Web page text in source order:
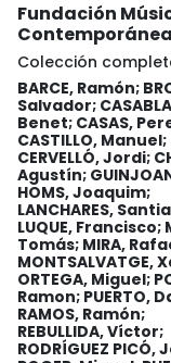
Fundación
Contemporánea
Colección
BARCE, Ramón;
Salvador;
Benet; CASAS,
CASTILLO, Manuel;
CERVELLÓ, Jordi;
Agustín;
HOMS, Joaquim;
LANCHARES,
LUQUE, Francisco;
Tomás; MIRA,
MONTSALVATGE,
ORTEGA, Miguel;
Ramon; PUERTO,
RAMOS, Ramón;
REBULLIDA, Víctor;
RODRÍGUEZ PICÓ,